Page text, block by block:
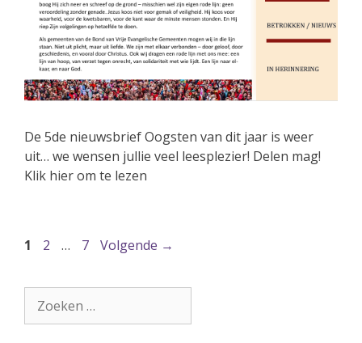
De 5de nieuwsbrief Oogsten van dit jaar is weer
uit… we wensen jullie veel leesplezier! Delen mag!
Klik hier om te lezen
Pagina
1 Pagina
2 … Pagina
7 Volgende →
Zoek
naar: